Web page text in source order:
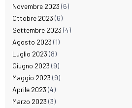
Novembre 2023 (6)
Ottobre 2023 (6)
Settembre 2023 (4)
Agosto 2023 (1)
Luglio 2023 (8)
Giugno 2023 (9)
Maggio 2023 (9)
Aprile 2023 (4)
Marzo 2023 (3)